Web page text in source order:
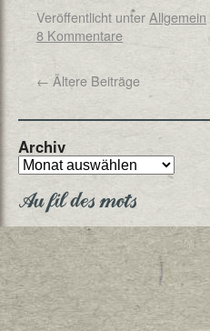
Veröffentlicht unter Allgemein
8 Kommentare
← Ältere Beiträge
Archiv
Au fil des mots